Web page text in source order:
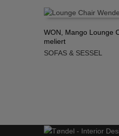
WON, Mango Lounge
meliert
SOFAS & SESSEL